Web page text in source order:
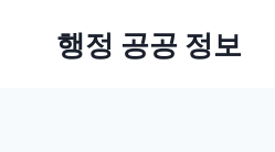
행정 공공 정보